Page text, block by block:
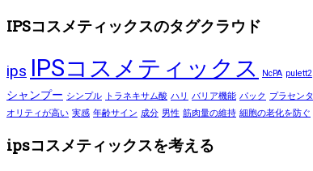
IPSコスメティックスのタグクラウド
ips IPSコスメティックス NcPA pulett2
シャンプー シンプル トラネキサム酸 ハリ バリア機能 パック プラセンタ
オリティが高い 実感 年齢サイン 成分 男性 筋肉量の維持 細胞の老化を防ぐ
ipsコスメティックスを考える